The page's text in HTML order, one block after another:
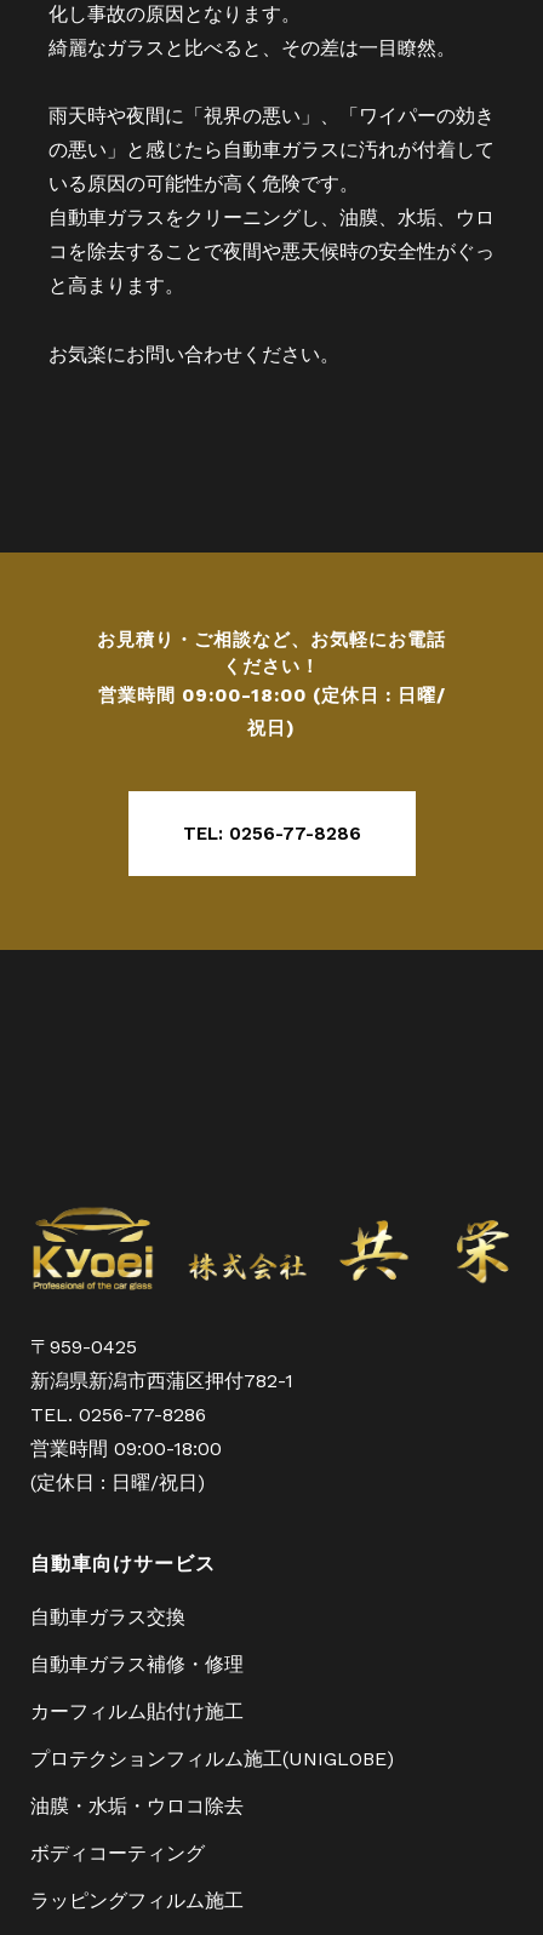
化し事故の原因となります。
綺麗なガラスと比べると、その差は一目瞭然。
雨天時や夜間に「視界の悪い」、「ワイパーの効き
の悪い」と感じたら自動車ガラスに汚れが付着して
いる原因の可能性が高く危険です。
自動車ガラスをクリーニングし、油膜、水垢、ウロ
コを除去することで夜間や悪天候時の安全性がぐっ
と高まります。
お気楽にお問い合わせください。
お見積り・ご相談など、お気軽にお電話
ください！
営業時間 09:00-18:00 (定休日 : 日曜/
祝日)
TEL: 0256-77-8286
〒959-0425
新潟県新潟市西蒲区押付782-1
TEL. 0256-77-8286
営業時間 09:00-18:00
(定休日 : 日曜/祝日)
自動車向けサービス
自動車ガラス交換
自動車ガラス補修・修理
カーフィルム貼付け施工
プロテクションフィルム施工(UNIGLOBE)
油膜・水垢・ウロコ除去
ボディコーティング
ラッピングフィルム施工